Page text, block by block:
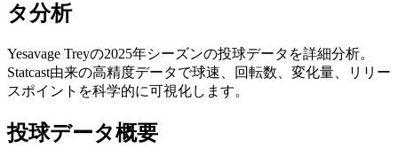
タ分析
Yesavage Treyの2025年シーズンの投球データを詳細分析。
Statcast由来の高精度データで球速、回転数、変化量、リリー
スポイントを科学的に可視化します。
投球データ概要